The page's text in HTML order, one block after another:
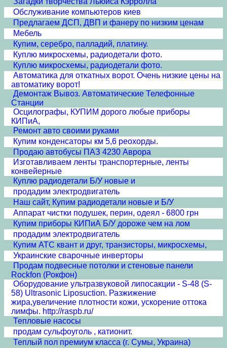
Обслуживание компьютеров киев
Предлагаем ДСП, ДВП и фанеру по низким ценам
Мебель
Купим, серебро, палладий, платину.
Куплю микросхемы, радиодетали фото.
Куплю микросхемы, радиодетали фото.
Автоматика для откатных ворот. Очень низкие цены на
автоматику ворот!
Демонтаж Вывоз. Автоматические Телефонные
Станции
Осцилографы, КУПИМ дорого любые приборы
КИПиА,
Ремонт авто своими руками
Купим конденсаторы км 5,6 реохорды.
Продаю автобусы ПАЗ 4230 Аврора
Изготавливаем ленты транспортерные, ленты
конвейерные
Куплю радиодетали Б/У новые и
продадим электродвигатель
Наш сайт, Купим радиодетали новые и Б/У
Аппарат чистки подушек, перин, одеял - 6800 грн
Купим приборы КИПиА Б/У дороже чем на лом
продадим электродвигатель
Купим АТС квант и друг, транзисторы, микросхемы,
Украинские сварочные инверторы
Продам подвесные потолки и стеновые панели
Rockfon (Рокфон)
Оборудование ультразвуковой липосакции - S-48 (S-
58) Ultrasonic Liposuction. Разжижение
жира,увеличение плотности кожи, ускорение оттока
лимфы. http://raspb.ru/
Тепловые насосы
продам сульфоуголь , катионит.
Теплый пол премиум класса (г. Сумы, Украина)